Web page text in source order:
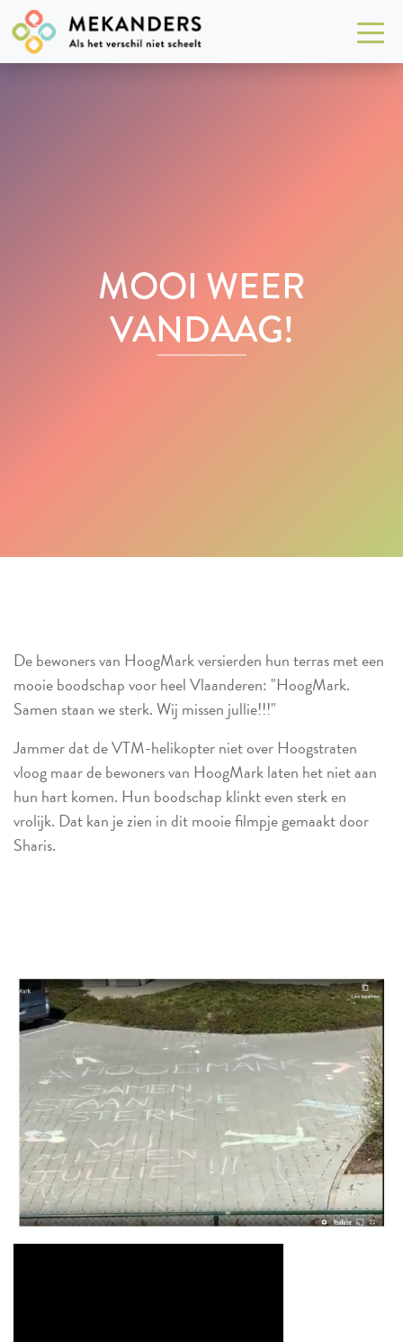
MOOI WEER
VANDAAG!
De bewoners van HoogMark versierden hun terras met een
mooie boodschap voor heel Vlaanderen: "HoogMark.
Samen staan we sterk. Wij missen jullie!!!"
Jammer dat de VTM-helikopter niet over Hoogstraten
vloog maar de bewoners van HoogMark laten het niet aan
hun hart komen. Hun boodschap klinkt even sterk en
vrolijk. Dat kan je zien in dit mooie filmpje gemaakt door
Sharis.